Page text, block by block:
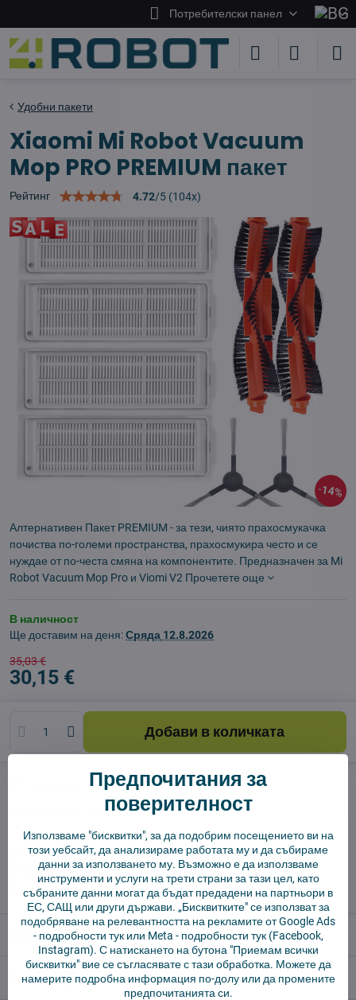
Потребителски панел
14%
Удобни пакети
Xiaomi Mi Robot Vacuum
Mop PRO PREMIUM пакет
Рейтинг 4.72/5 (104x)
Алтернативен Пакет PREMIUM - за тези, чиято прахосмукачка
почиства по-големи пространства, прахосмукира често и се
нуждае от по-честа смяна на компонентите. Предназначен за Mi
Robot Vacuum Mop Pro и Viomi V2 Прочетете още
В наличност
Ще доставим на деня:Сряда 12.8.2026
35,03 €
30,15 €
Добави в количката
Доставки
Vysajto.sk
✅ Готов за изпращане веднага
✅ БЕЗПЛАТНА доставка над 55 EUR.
✅ 14 дни политика за връщане
Описание
Отзиви 0
Предпочитания за
поверителност
Използваме "бисквитки", за да подобрим посещението ви на
този уебсайт, да анализираме работата му и да събираме
данни за използването му. Възможно е да използваме
инструменти и услуги на трети страни за тази цел, като
събраните данни могат да бъдат предадени на партньори в
ЕС, САЩ или други държави. „Бисквитките" се използват за
подобряване на релевантността на рекламите от Google Ads
- подробности тукили Meta - подробности тук(Facebook,
Instagram). С натискането на бутона "Приемам всички
бисквитки" вие се съгласявате с тази обработка. Можете да
намерите подробна информация по-долу или да промените
предпочитанията си.